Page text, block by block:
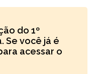
do 1º
Se você já é
acessar o